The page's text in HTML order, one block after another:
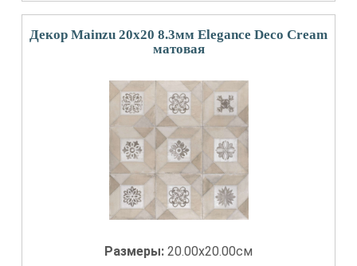
Декор Mainzu 20x20 8.3мм Elegance Deco Cream
матовая
Размеры: 20.00x20.00см